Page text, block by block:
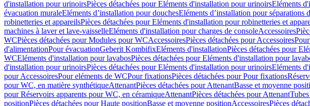
d'installation pour urinoirsPièces détachées pour Eléments d'installation pour urinoirsEléments
évacuation muraleEléments d’installation pour douchesEléments d’installation pour séparations
robinetteries et appareilsPièces détachées pour Eléments d'installation pour robinetteries et
machines à laver et lave-vaisselleEléments d'installation pour charges de consoleAccessoires
WCPièces détachées pour Modules pour WCAccessoiresPièces détachées pour Accessoires
d'alimentationPour évacuationGeberit KombifixEléments d'installationPièces détachées pour
WCEléments d'installation pour lavabosPièces détachées pour Eléments d'installation pour
d'installation pour urinoirsPièces détachées pour Eléments d'installation pour urinoirsEléments
pour AccessoiresPour eléments de WCPour fixationsPièces détachées pour Pour fixations
pour WC, en matière synthétiqueAttenantPièces détachées pour AttenantBasse et moyenne
pour Réservoirs apparents pour WC, en céramiqueAttenantPièces détachées pour Attenant
positionPièces détachées pour Haute positionBasse et moyenne positionAccessoiresPièces